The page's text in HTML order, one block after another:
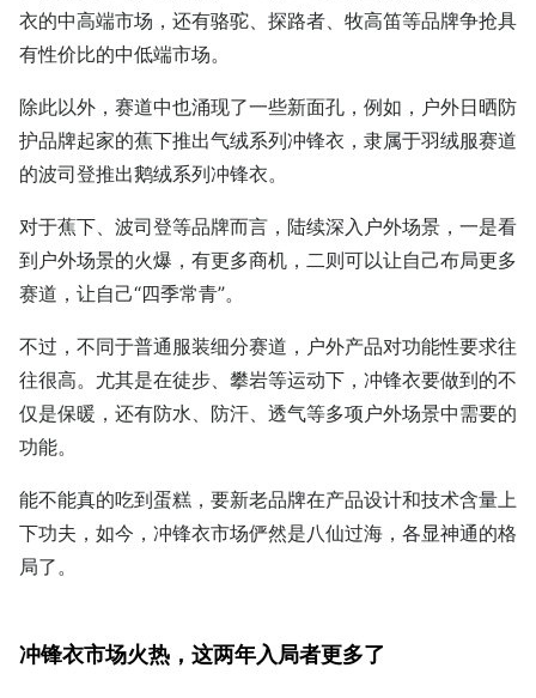
衣的中高端市场，还有骆驼、探路者、牧高笛等品牌争抢具
有性价比的中低端市场。
除此以外，赛道中也涌现了一些新面孔，例如，户外日晒防
护品牌起家的蕉下推出气绒系列冲锋衣，隶属于羽绒服赛道
的波司登推出鹅绒系列冲锋衣。
对于蕉下、波司登等品牌而言，陆续深入户外场景，一是看
到户外场景的火爆，有更多商机，二则可以让自己布局更多
赛道，让自己“四季常青”。
不过，不同于普通服装细分赛道，户外产品对功能性要求往
往很高。尤其是在徒步、攀岩等运动下，冲锋衣要做到的不
仅是保暖，还有防水、防汗、透气等多项户外场景中需要的
功能。
能不能真的吃到蛋糕，要新老品牌在产品设计和技术含量上
下功夫，如今，冲锋衣市场俨然是八仙过海，各显神通的格
局了。
冲锋衣市场火热，这两年入局者更多了